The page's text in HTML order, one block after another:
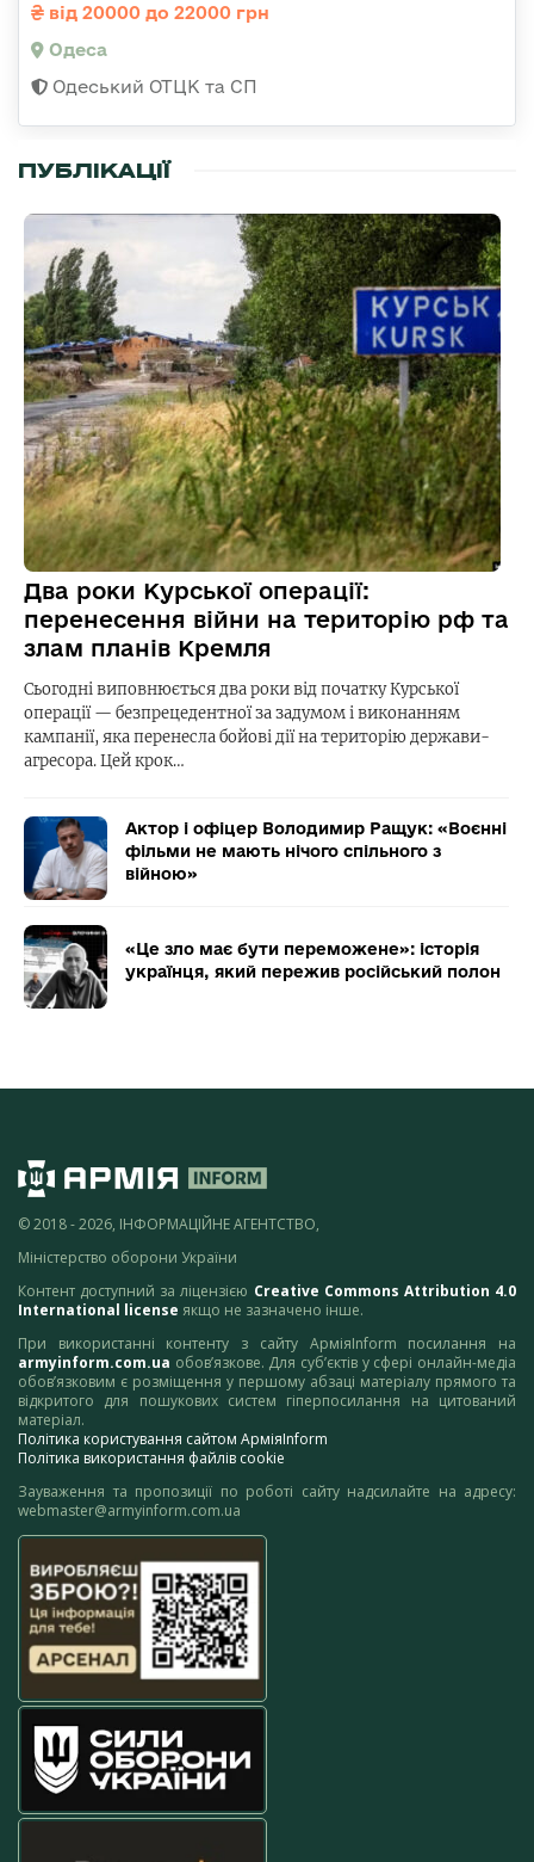
від 20000 до 22000 грн
Одеса
Одеський ОТЦК та СП
ПУБЛІКАЦІЇ
Два роки Курської операції:
перенесення війни на територію рф та
злам планів Кремля
Сьогодні виповнюється два роки від початку Курської
операції — безпрецедентної за задумом і виконанням
кампанії, яка перенесла бойові дії на територію держави-
агресора. Цей крок…
Актор і офіцер Володимир Ращук: «Воєнні
фільми не мають нічого спільного з
війною»
«Це зло має бути переможене»: історія
українця, який пережив російський полон
© 2018 - 2026, ІНФОРМАЦІЙНЕ АГЕНТСТВО,
Міністерство оборони України
Контент доступний за ліцензією Creative Commons Attribution 4.0
International license якщо не зазначено інше.
При використанні контенту з сайту АрміяInform посилання на
armyinform.com.ua обов’язкове. Для суб’єктів у сфері онлайн-медіа
обов’язковим є розміщення у першому абзаці матеріалу прямого та
відкритого для пошукових систем гіперпосилання на цитований
матеріал.
Політика користування сайтом АрміяInform
Політика використання файлів cookie
Зауваження та пропозиції по роботі сайту надсилайте на адресу:
webmaster@armyinform.com.ua